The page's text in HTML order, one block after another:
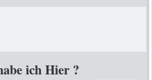
ich Hier ?